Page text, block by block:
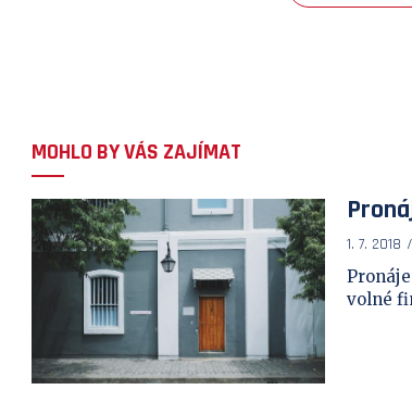
MOHLO BY VÁS ZAJÍMAT
1. 7. 2018
volné